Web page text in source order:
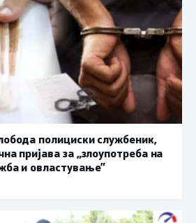
полициски службеник,
пријава за „злоупотреба на
и овластување”